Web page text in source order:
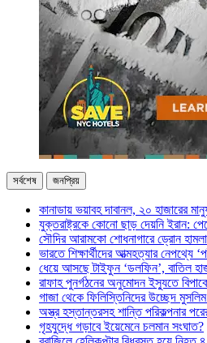
সর্বশেষ জনপ্রিয়
কানাডায় ভয়াবহ দাবানল, ২০ হাজারের
যুক্তরাষ্ট্রকে কোনো ছাড় দেয়নি ইরান:
সৌদির আরামকো শোধনাগারে ড্রোন হামলা
ভারতে শিক্ষার্থীদের আত্মহত্যার নেপথ্যে
ধেয়ে আসছে টাইফুন ‘ডলফিন’, বাতিল
রাফাহ পুনর্গঠনের অনুমোদন ইস্যুতে
গাজা থেকে ফিলিস্তিনিদের উচ্ছেদ
অস্ত্র হস্তান্তরসহ শান্তি পরিকল্পনার
গৃহযুদ্ধে গড়াবে ইয়েমেনে চলমান সংঘাত?